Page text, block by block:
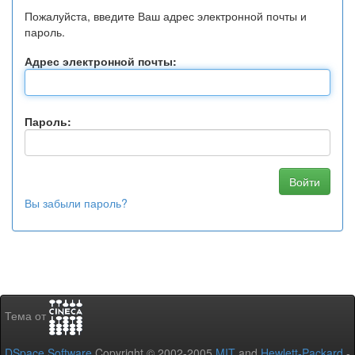
Пожалуйста, введите Ваш адрес электронной почты и
пароль.
Адрес электронной почты:
Пароль:
Вы забыли пароль?
Тема от